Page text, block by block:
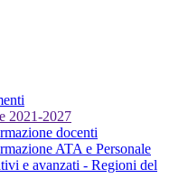
2021-2027
docenti
ATA e Personale
e avanzati - Regioni del